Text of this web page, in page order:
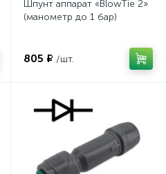
Шпунт аппарат «BlowTie 2»
(манометр до 1 бар)
805 ₽ /шт.